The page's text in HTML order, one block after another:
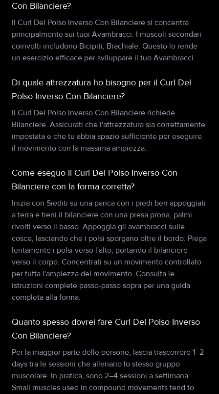
Con Bilanciere?
Il Curl Del Polso Inverso Con Bilanciere si concentra
principalmente sui tuoi Avambracci. I muscoli secondari
coinvolti includono Bicipiti, Brachiale. Questo lo rende
un esercizio efficace per sviluppare il tuo Avambracci.
Di quale attrezzatura ho bisogno per il Curl Del
Polso Inverso Con Bilanciere?
Il Curl Del Polso Inverso Con Bilanciere richiede
Bilanciere. Assicurati che l'attrezzatura sia correttamente
impostata e che tu abbia spazio sufficiente per eseguire
il movimento con la massima ampiezza.
Come eseguo il Curl Del Polso Inverso Con
Bilanciere con la forma corretta?
Inizia con Siediti su una panca con i piedi ben appoggiati
a terra e tieni il bilanciere con una presa prona, palmi
rivolti verso il basso. Appoggia gli avambracci sulle
cosce, lasciando che i polsi sporgano oltre il bordo. Piega
lentamente i polsi verso l'alto, portando il bilanciere
verso il corpo. Concentrati su un movimento controllato
per tutta l'ampiezza del movimento. Consulta le
istruzioni complete passo-passo sopra per una guida
completa alla forma.
Quanto spesso dovrei fare Curl Del Polso Inverso
Con Bilanciere?
Per la maggior parte delle persone, lascia trascorrere 1–2
days tra le sessioni che allenano lo stesso gruppo
muscolare. In pratica, sono 2–4 sessioni a settimana.
Small muscles used in compound movements tend to